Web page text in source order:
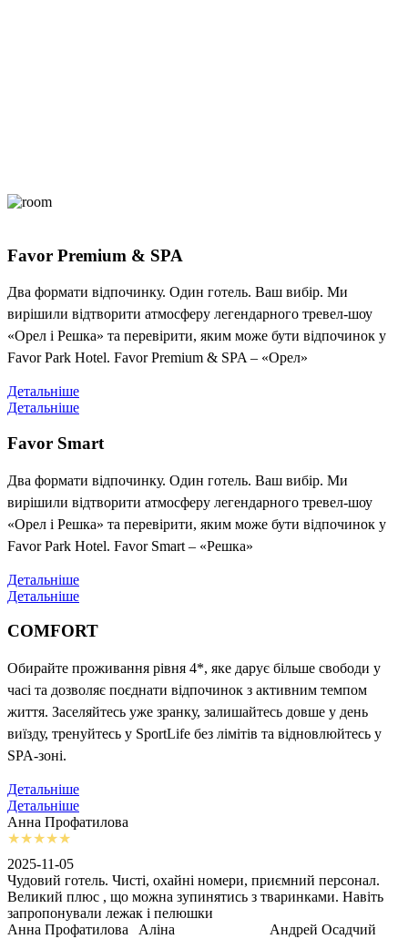
Favor Premium & SPA
Два формати відпочинку. Один готель. Ваш вибір. Ми
вирішили відтворити атмосферу легендарного тревел-шоу
«Орел і Решка» та перевірити, яким може бути відпочинок у
Favor Park Hotel. Favor Premium & SPA – «Орел»
Детальніше
Детальніше
Favor Smart
Два формати відпочинку. Один готель. Ваш вибір. Ми
вирішили відтворити атмосферу легендарного тревел-шоу
«Орел і Решка» та перевірити, яким може бути відпочинок у
Favor Park Hotel. Favor Smart – «Решка»
Детальніше
Детальніше
COMFORT
Обирайте проживання рівня 4*, яке дарує більше свободи у
часі та дозволяє поєднати відпочинок з активним темпом
життя. Заселяйтесь уже зранку, залишайтесь довше у день
виїзду, тренуйтесь у SportLife без лімітів та відновлюйтесь у
SPA-зоні.
Детальніше
Детальніше
Анна Профатилова
2025-11-05
Чудовий готель. Чисті, охайні номери, приємний персонал.
Великий плюс , що можна зупинятись з тваринками. Навіть
запропонували лежак і пелюшки
Анна Профатилова
Аліна Андрей Осадчий